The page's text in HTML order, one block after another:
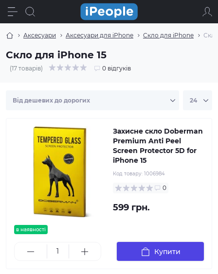
Аксесуари Аксесуари для iPhone Скло для iPhone
Скло для iPhone 15
(17 товарів) 0 відгуків
в наявності
Захисне скло Doberman
Premium Anti Peel
Screen Protector 5D for
iPhone 15
Код товару: 1006984
0
599 грн.
Купити